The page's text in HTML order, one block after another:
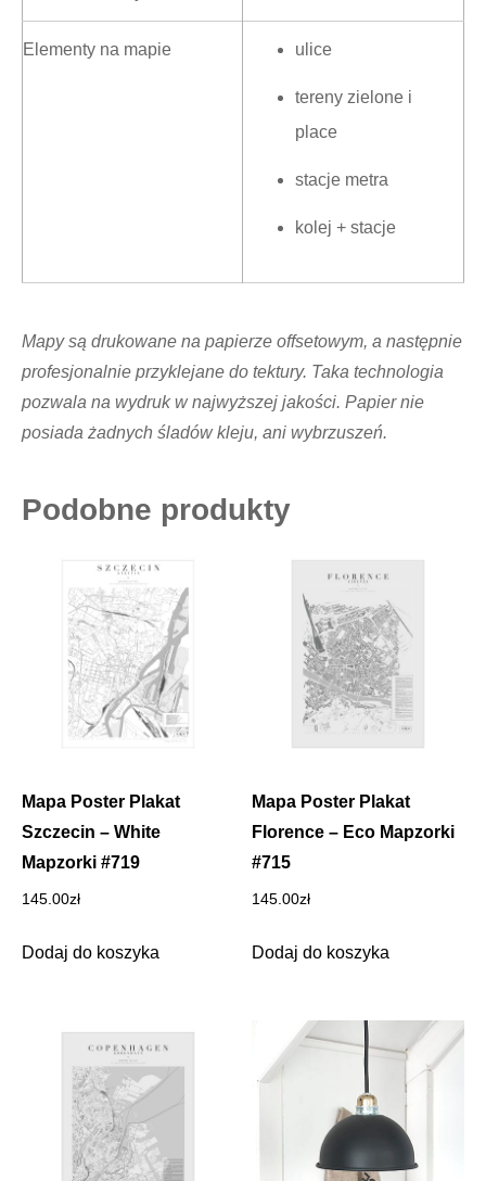
Elementy na mapie ulice
tereny zielone i
place
stacje metra
kolej + stacje
Mapy są drukowane na papierze offsetowym, a następnie
profesjonalnie przyklejane do tektury. Taka technologia
pozwala na wydruk w najwyższej jakości. Papier nie
posiada żadnych śladów kleju, ani wybrzuszeń.
Podobne produkty
Mapa Poster Plakat
Szczecin – White
Mapzorki #719
145.00zł
Dodaj do koszyka
Mapa Poster Plakat
Florence – Eco Mapzorki
#715
145.00zł
Dodaj do koszyka